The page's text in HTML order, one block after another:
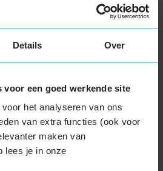
Details Over
voor een goed werkende site
het analyseren van ons
van extra functies (ook voor
maken van
lees je in onze
RUNFLAT
RUNFLAT
RUNFLAT